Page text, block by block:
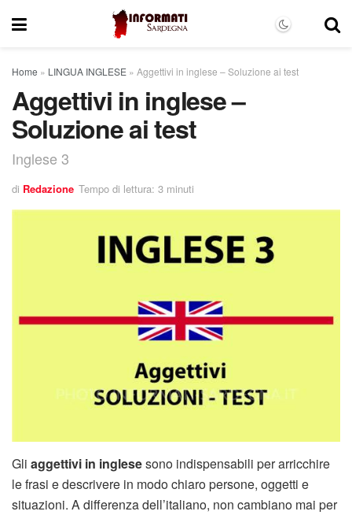
Home » LINGUA INGLESE » Aggettivi in inglese – Soluzione ai test
Aggettivi in inglese –
Soluzione ai test
Inglese 3
di Redazione Tempo di lettura: 3 minuti
Gli aggettivi in inglesesono indispensabili per arricchire
le frasi e descrivere in modo chiaro persone, oggetti e
situazioni. A differenza dell’italiano, non cambiano mai per